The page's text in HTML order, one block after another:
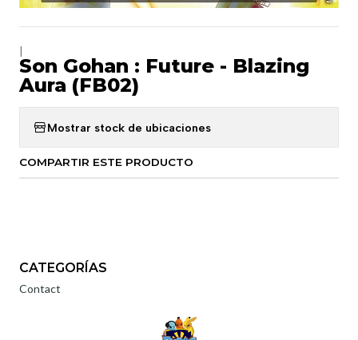
Son Gohan : Future - Blazing
Aura (FB02)
Mostrar stock de ubicaciones
COMPARTIR ESTE PRODUCTO
CATEGORÍAS
Contact